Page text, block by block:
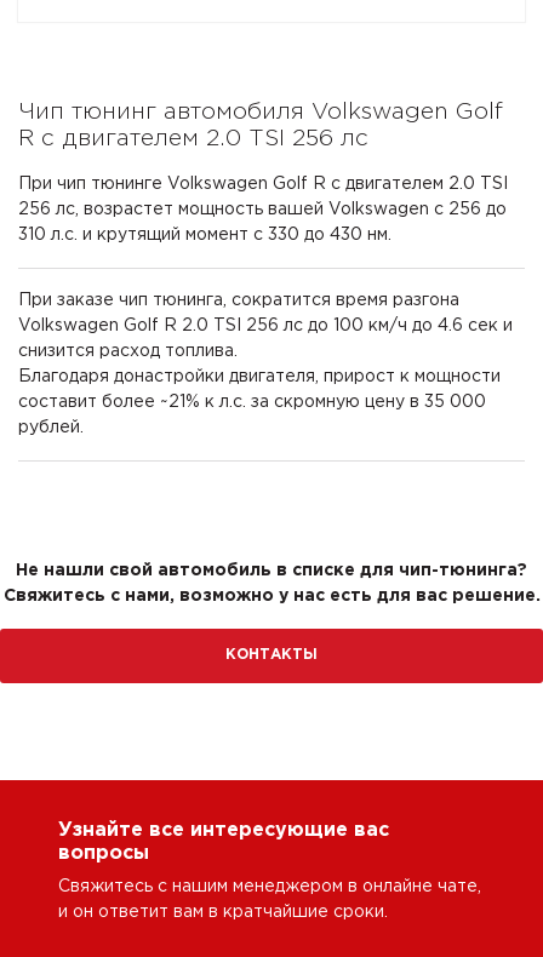
Чип тюнинг автомобиля Volkswagen Golf
R с двигателем 2.0 TSI 256 лс
При чип тюнинге Volkswagen Golf R с двигателем 2.0 TSI
256 лс, возрастет мощность вашей Volkswagen с 256 до
310 л.с. и крутящий момент с 330 до 430 нм.
При заказе чип тюнинга, сократится время разгона
Volkswagen Golf R 2.0 TSI 256 лс до 100 км/ч до 4.6 сек и
снизится расход топлива.
Благодаря донастройки двигателя, прирост к мощности
составит более ~21% к л.с. за скромную цену в 35 000
рублей.
Не нашли свой автомобиль в списке для чип-тюнинга?
Свяжитесь с нами, возможно у нас есть для вас решение.
КОНТАКТЫ
Узнайте все интересующие вас
вопросы
Свяжитесь с нашим менеджером в онлайне чате,
и он ответит вам в кратчайшие сроки.